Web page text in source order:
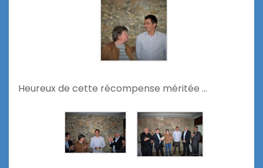
Heureux de cette récompense méritée …